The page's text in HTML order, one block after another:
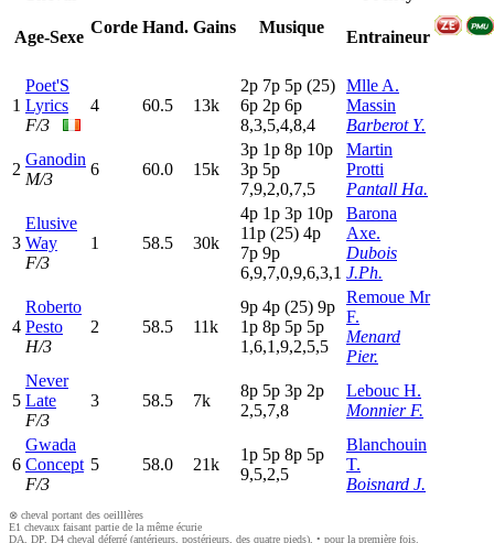
Age-Sexe
Corde Hand. Gains Musique
Entraineur
1
Poet'S
Lyrics
F/3
4 60.5 13k
2p 7p 5p (25)
6p 2p 6p
8,3,5,4,8,4
Mlle A.
Massin
Barberot Y.
2
Ganodin
M/3
6 60.0 15k
3p 1p 8p 10p
3p 5p
7,9,2,0,7,5
Martin
Protti
Pantall Ha.
3
Elusive
Way
F/3
1 58.5 30k
4p 1p 3p 10p
11p (25) 4p
7p 9p
6,9,7,0,9,6,3,1
Barona
Axe.
Dubois
J.Ph.
4
Roberto
Pesto
H/3
2 58.5 11k
9p 4p (25) 9p
1p 8p 5p 5p
1,6,1,9,2,5,5
Remoue Mr
F.
Menard
Pier.
5
Never
Late
F/3
3 58.5 7k
8p 5p 3p 2p
2,5,7,8
Lebouc H.
Monnier F.
6
Gwada
Concept
F/3
5 58.0 21k
1p 5p 8p 5p
9,5,2,5
Blanchouin
T.
Boisnard J.
⊗ cheval portant des oeilllères
E1 chevaux faisant partie de la même écurie
DA, DP, D4 cheval déferré (antérieurs, postérieurs, des quatre pieds), • pour la première fois.